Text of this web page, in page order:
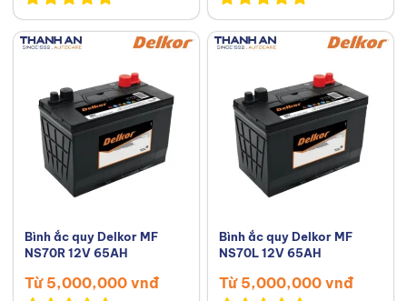
Bình ắc quy Delkor MF
NS70R 12V 65AH
Từ 5,000,000 vnđ
Bình ắc quy Delkor MF
NS70L 12V 65AH
Từ 5,000,000 vnđ